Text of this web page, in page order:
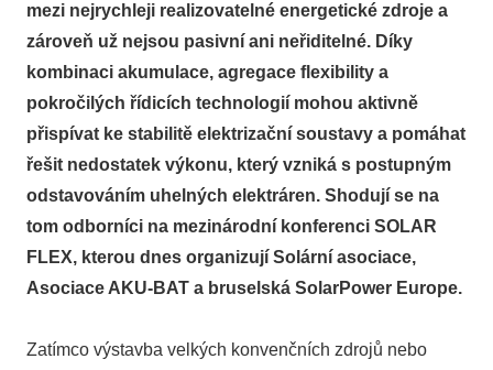
mezi nejrychleji realizovatelné energetické zdroje a
zároveň už nejsou pasivní ani neřiditelné. Díky
kombinaci akumulace, agregace flexibility a
pokročilých řídicích technologií mohou aktivně
přispívat ke stabilitě elektrizační soustavy a pomáhat
řešit nedostatek výkonu, který vzniká s postupným
odstavováním uhelných elektráren. Shodují se na
tom odborníci na mezinárodní konferenci SOLAR
FLEX, kterou dnes organizují Solární asociace,
Asociace AKU-BAT a bruselská SolarPower Europe.
Zatímco výstavba velkých konvenčních zdrojů nebo